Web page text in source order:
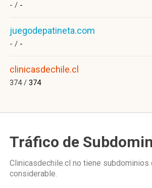
- / -
juegodepatineta.com
- / -
clinicasdechile.cl
374 / 374
Tráfico de
Clinicasdechile.cl no tiene subdominios
considerable.